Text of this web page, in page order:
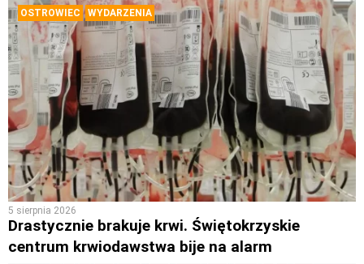
OSTROWIEC WYDARZENIA
5 sierpnia 2026
Drastycznie brakuje krwi. Świętokrzyskie
centrum krwiodawstwa bije na alarm